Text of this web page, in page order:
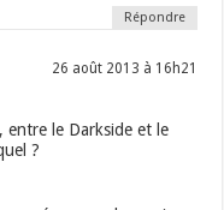
Répondre
26 août 2013 à 16h21
entre le Darkside et le
?